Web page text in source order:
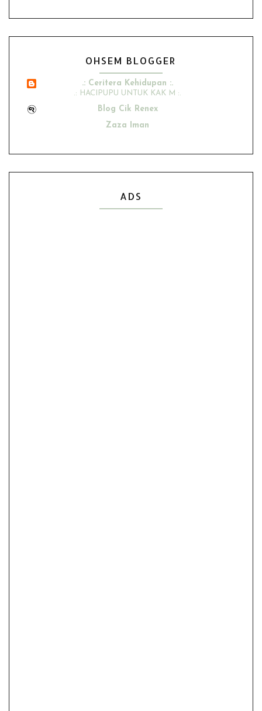
OHSEM BLOGGER
.: Ceritera Kehidupan :.
.: HACIPUPU UNTUK KAK M :.
Blog Cik Renex
Zaza Iman
Show All
ADS